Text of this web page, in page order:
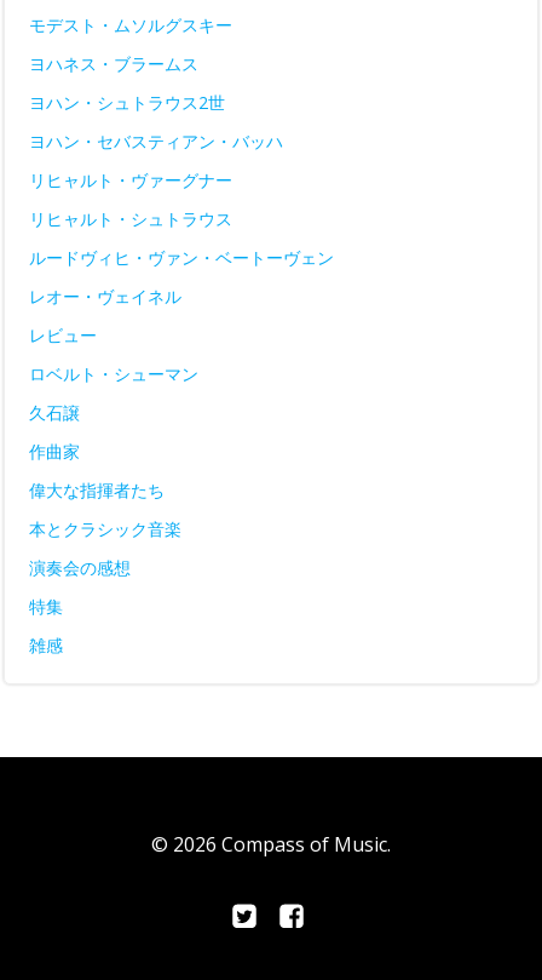
モデスト・ムソルグスキー
ヨハネス・ブラームス
ヨハン・シュトラウス2世
ヨハン・セバスティアン・バッハ
リヒャルト・ヴァーグナー
リヒャルト・シュトラウス
ルードヴィヒ・ヴァン・ベートーヴェン
レオー・ヴェイネル
レビュー
ロベルト・シューマン
久石譲
作曲家
偉大な指揮者たち
本とクラシック音楽
演奏会の感想
特集
雑感
© 2026 Compass of Music.